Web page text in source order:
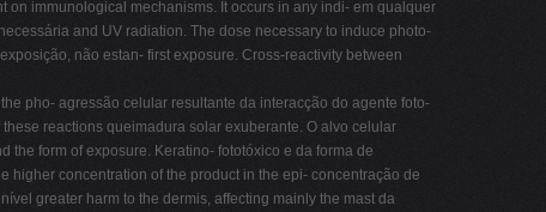
immunological mechanisms. It occurs in any indi- em qualquer
and UV radiation. The dose necessary to induce photo-
não estan- first exposure. Cross-reactivity between
pho- agressão celular resultante da interacção do agente foto-
reactions queimadura solar exuberante. O alvo celular
the form of exposure. Keratino- fototóxico e da forma de
higher concentration of the product in the epi- concentração de
greater harm to the dermis, affecting mainly the mast da